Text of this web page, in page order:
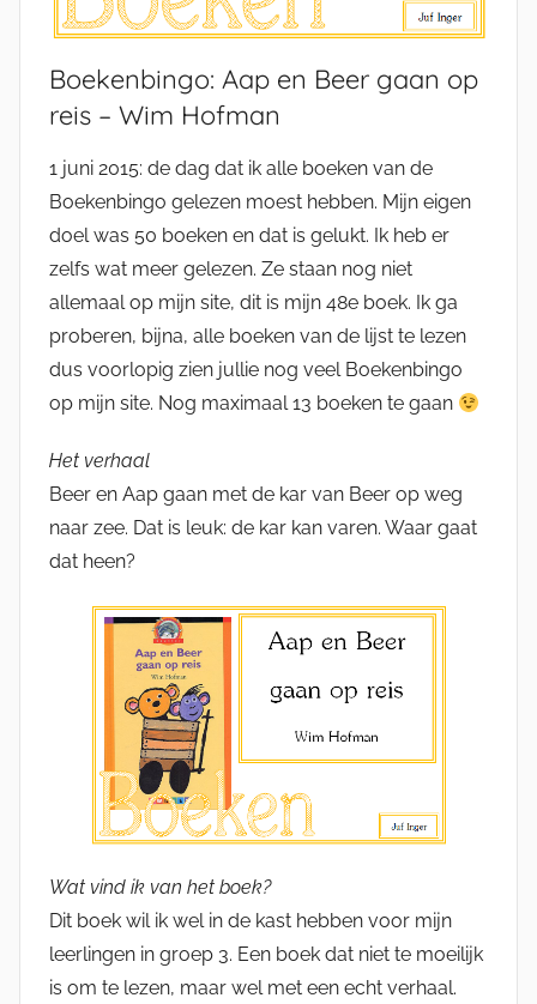
Boekenbingo: Aap en Beer gaan op
reis – Wim Hofman
1 juni 2015: de dag dat ik alle boeken van de
Boekenbingo gelezen moest hebben. Mijn eigen
doel was 50 boeken en dat is gelukt. Ik heb er
zelfs wat meer gelezen. Ze staan nog niet
allemaal op mijn site, dit is mijn 48e boek. Ik ga
proberen, bijna, alle boeken van de lijst te lezen
dus voorlopig zien jullie nog veel Boekenbingo
op mijn site. Nog maximaal 13 boeken te gaan
Het verhaal
Beer en Aap gaan met de kar van Beer op weg
naar zee. Dat is leuk: de kar kan varen. Waar gaat
dat heen?
Wat vind ik van het boek?
Dit boek wil ik wel in de kast hebben voor mijn
leerlingen in groep 3. Een boek dat niet te moeilijk
is om te lezen, maar wel met een echt verhaal.